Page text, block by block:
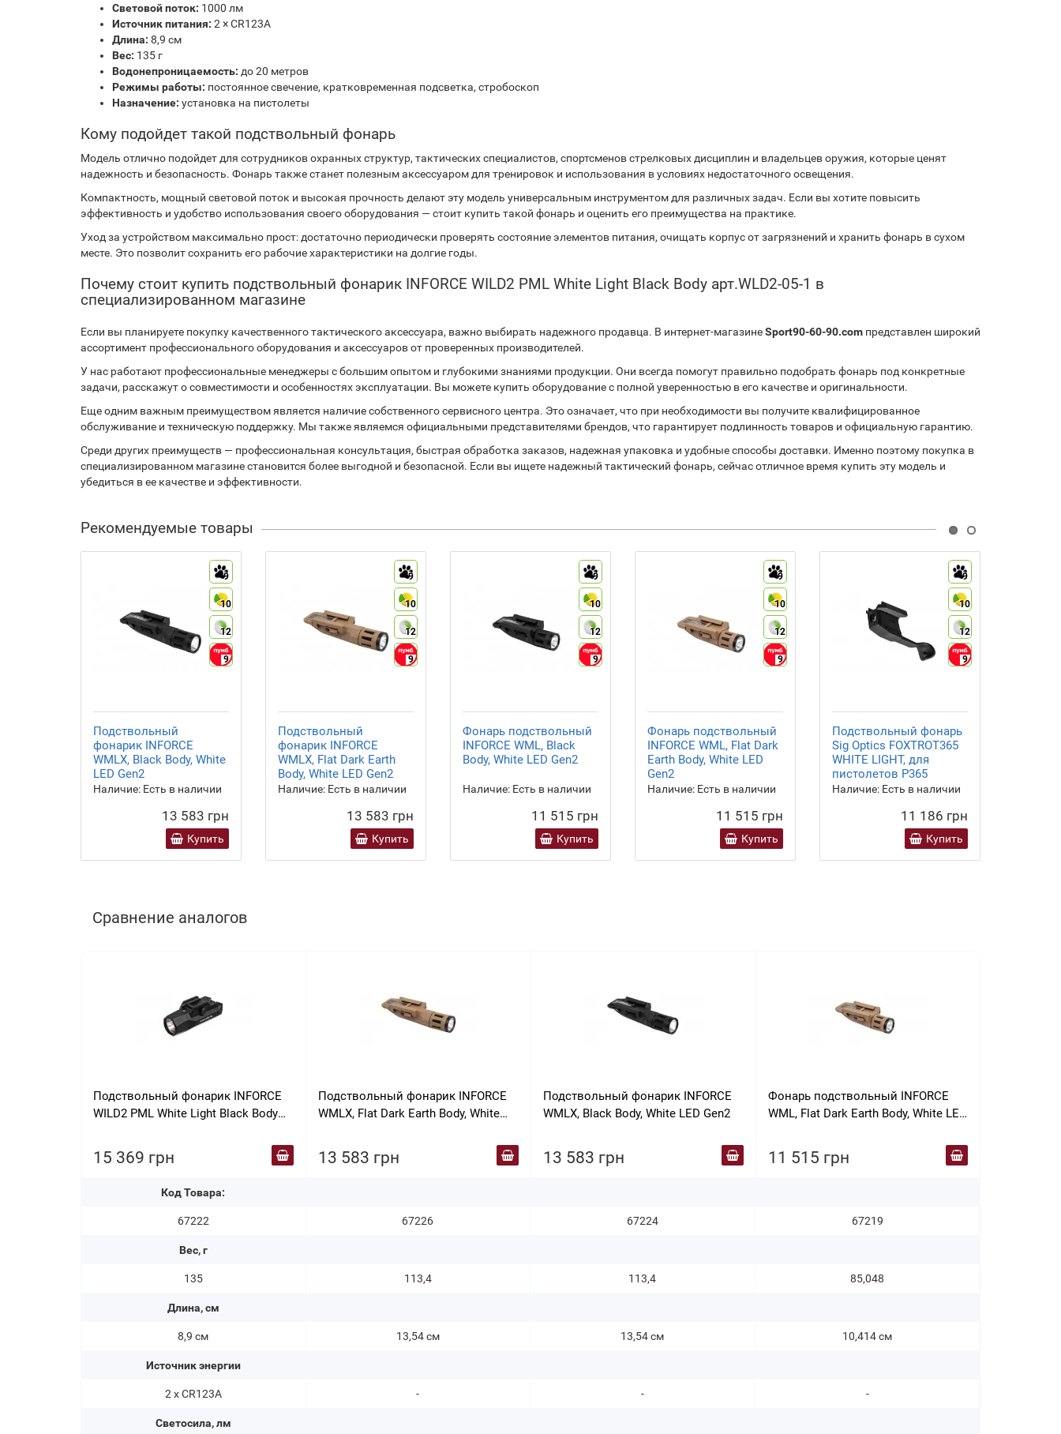
Световой поток: 1000 лм
Источник питания: 2 × CR123A
Длина: 8,9 см
Вес: 135 г
Водонепроницаемость: до 20 метров
Режимы работы: постоянное свечение, кратковременная подсветка, стробоскоп
Назначение: установка на пистолеты
Кому подойдет такой подствольный фонарь
Модель отлично подойдет для сотрудников охранных структур, тактических специалистов, спортсменов стрелковых дисциплин и владельцев оружия, которые ценят
надежность и безопасность. Фонарь также станет полезным аксессуаром для тренировок и использования в условиях недостаточного освещения.
Компактность, мощный световой поток и высокая прочность делают эту модель универсальным инструментом для различных задач. Если вы хотите повысить
эффективность и удобство использования своего оборудования — стоит купить такой фонарь и оценить его преимущества на практике.
Уход за устройством максимально прост: достаточно периодически проверять состояние элементов питания, очищать корпус от загрязнений и хранить фонарь в сухом
месте. Это позволит сохранить его рабочие характеристики на долгие годы.
Почему стоит купить подствольный фонарик INFORCE WILD2 PML White Light Black Body арт.WLD2-05-1 в
специализированном магазине
Если вы планируете покупку качественного тактического аксессуара, важно выбирать надежного продавца. В интернет‑магазинеSport90-60-90.com представлен широкий
ассортимент профессионального оборудования и аксессуаров от проверенных производителей.
У нас работают профессиональные менеджеры с большим опытом и глубокими знаниями продукции. Они всегда помогут правильно подобрать фонарь под конкретные
задачи, расскажут о совместимости и особенностях эксплуатации. Вы можете купить оборудование с полной уверенностью в его качестве и оригинальности.
Еще одним важным преимуществом является наличие собственного сервисного центра. Это означает, что при необходимости вы получите квалифицированное
обслуживание и техническую поддержку. Мы также являемся официальными представителями брендов, что гарантирует подлинность товаров и официальную гарантию.
Среди других преимуществ — профессиональная консультация, быстрая обработка заказов, надежная упаковка и удобные способы доставки. Именно поэтому покупка в
специализированном магазине становится более выгодной и безопасной. Если вы ищете надежный тактический фонарь, сейчас отличное время купить эту модель и
убедиться в ее качестве и эффективности.
Рекомендуемые товары
9
10
12
9
Подствольный
фонарик INFORCE
WMLX, Black Body, White
LED Gen2
Наличие: Есть в наличии
13 583 грн
Купить
9
10
12
9
Подствольный
фонарик INFORCE
WMLX, Flat Dark Earth
Body, White LED Gen2
Наличие: Есть в наличии
13 583 грн
Купить
9
10
12
9
Фонарь подствольный
INFORCE WML, Black
Body, White LED Gen2
Наличие: Есть в наличии
11 515 грн
Купить
9
10
12
9
Фонарь подствольный
INFORCE WML, Flat Dark
Earth Body, White LED
Gen2
Наличие: Есть в наличии
11 515 грн
Купить
9
10
12
9
Подствольный фонарь
Sig Optics FOXTROT365
WHITE LIGHT, для
пистолетов P365
Наличие: Есть в наличии
11 186 грн
Купить
Сравнение аналогов
Подствольный фонарик INFORCE
WILD2 PML White Light Black Body
15 369 грн
Код Товара:
67222
Вес, г
135
Длина, см
8,9 см
Источник энергии
2 х СR123A
Светосила, лм
Подствольный фонарик INFORCE
WMLX, Flat Dark Earth Body, White
13 583 грн
67226
113,4
13,54 см
-
Подствольный фонарик INFORCE
WMLX, Black Body, White LED Gen2
13 583 грн
67224
113,4
13,54 см
-
Фонарь подствольный INFORCE
WML, Flat Dark Earth Body, White LED
11 515 грн
67219
85,048
10,414 см
-